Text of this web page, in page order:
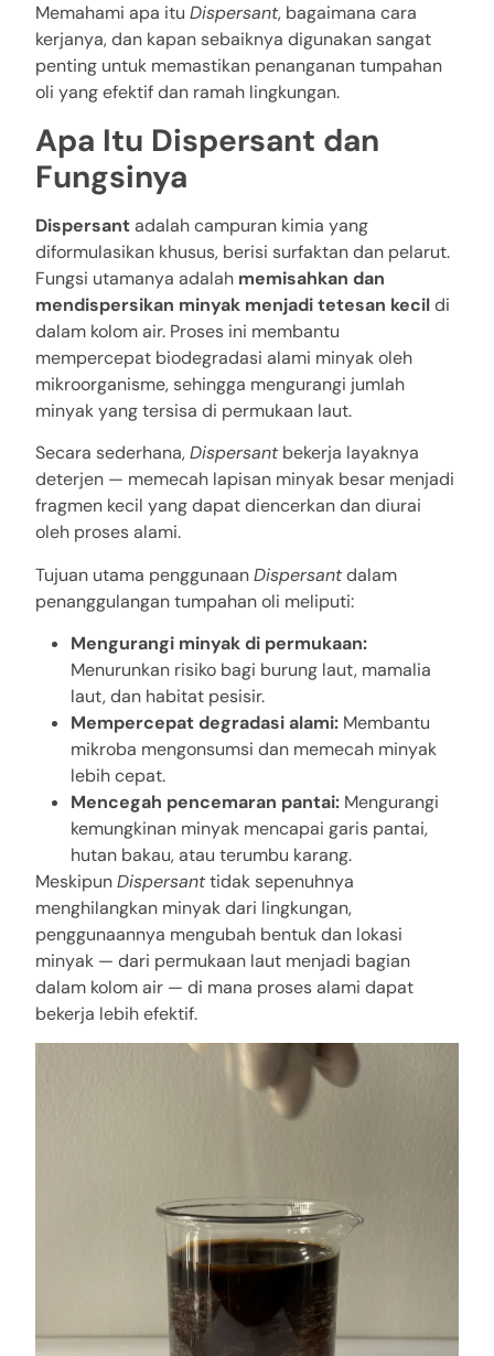
Memahami apa itu Dispersant, bagaimana cara
kerjanya, dan kapan sebaiknya digunakan sangat
penting untuk memastikan penanganan tumpahan
oli yang efektif dan ramah lingkungan.
Apa Itu Dispersant dan
Fungsinya
Dispersantadalah campuran kimia yang
diformulasikan khusus, berisi surfaktan dan pelarut.
Fungsi utamanya adalah memisahkan dan
mendispersikan minyak menjadi tetesan kecildi
dalam kolom air. Proses ini membantu
mempercepat biodegradasi alami minyak oleh
mikroorganisme, sehingga mengurangi jumlah
minyak yang tersisa di permukaan laut.
Secara sederhana,Dispersantbekerja layaknya
deterjen — memecah lapisan minyak besar menjadi
fragmen kecil yang dapat diencerkan dan diurai
oleh proses alami.
Tujuan utama penggunaanDispersantdalam
penanggulangan tumpahan oli meliputi:
Mengurangi minyak di permukaan:
Menurunkan risiko bagi burung laut, mamalia
laut, dan habitat pesisir.
Mempercepat degradasi alami: Membantu
mikroba mengonsumsi dan memecah minyak
lebih cepat.
Mencegah pencemaran pantai: Mengurangi
kemungkinan minyak mencapai garis pantai,
hutan bakau, atau terumbu karang.
MeskipunDispersanttidak sepenuhnya
menghilangkan minyak dari lingkungan,
penggunaannya mengubah bentuk dan lokasi
minyak — dari permukaan laut menjadi bagian
dalam kolom air — di mana proses alami dapat
bekerja lebih efektif.